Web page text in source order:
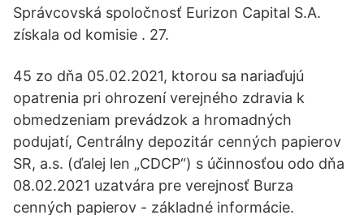
Správcovská spoločnosť Eurizon Capital S.A.
získala od komisie . 27.
45 zo dňa 05.02.2021, ktorou sa nariaďujú
opatrenia pri ohrození verejného zdravia k
obmedzeniam prevádzok a hromadných
podujatí, Centrálny depozitár cenných papierov
SR, a.s. (ďalej len „CDCP“) s účinnosťou odo dňa
08.02.2021 uzatvára pre verejnosť Burza
cenných papierov - základné informácie.